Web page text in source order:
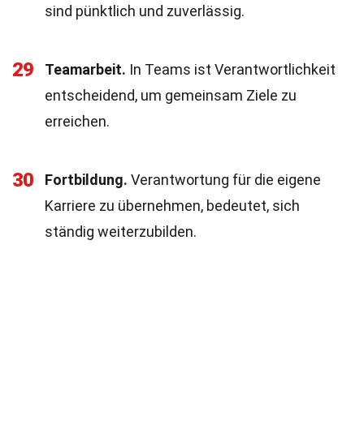
sind pünktlich und zuverlässig.
29 Teamarbeit. In Teams ist Verantwortlichkeit
entscheidend, um gemeinsam Ziele zu
erreichen.
30 Fortbildung. Verantwortung für die eigene
Karriere zu übernehmen, bedeutet, sich
ständig weiterzubilden.